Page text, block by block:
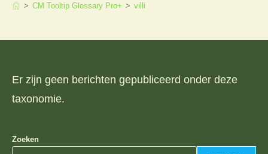
> CM Tooltip Glossary Pro+ > villi
Er zijn geen berichten gepubliceerd onder deze
taxonomie.
Zoeken